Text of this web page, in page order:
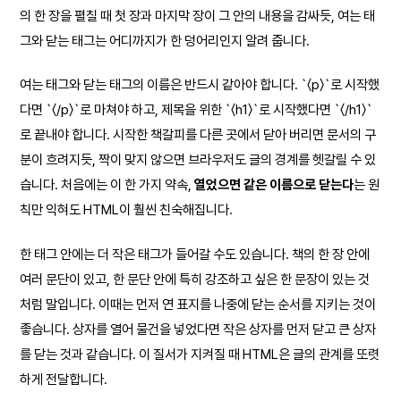
의 한 장을 펼칠 때 첫 장과 마지막 장이 그 안의 내용을 감싸듯, 여는 태
그와 닫는 태그는 어디까지가 한 덩어리인지 알려 줍니다.
여는 태그와 닫는 태그의 이름은 반드시 같아야 합니다. `〈p〉`로 시작했
다면 `〈/p〉`로 마쳐야 하고, 제목을 위한 `〈h1〉`로 시작했다면 `〈/h1〉`
로 끝내야 합니다. 시작한 책갈피를 다른 곳에서 닫아 버리면 문서의 구
분이 흐려지듯, 짝이 맞지 않으면 브라우저도 글의 경계를 헷갈릴 수 있
습니다. 처음에는 이 한 가지 약속,열었으면 같은 이름으로 닫는다는 원
칙만 익혀도 HTML이 훨씬 친숙해집니다.
한 태그 안에는 더 작은 태그가 들어갈 수도 있습니다. 책의 한 장 안에
여러 문단이 있고, 한 문단 안에 특히 강조하고 싶은 한 문장이 있는 것
처럼 말입니다. 이때는 먼저 연 표지를 나중에 닫는 순서를 지키는 것이
좋습니다. 상자를 열어 물건을 넣었다면 작은 상자를 먼저 닫고 큰 상자
를 닫는 것과 같습니다. 이 질서가 지켜질 때 HTML은 글의 관계를 또렷
하게 전달합니다.